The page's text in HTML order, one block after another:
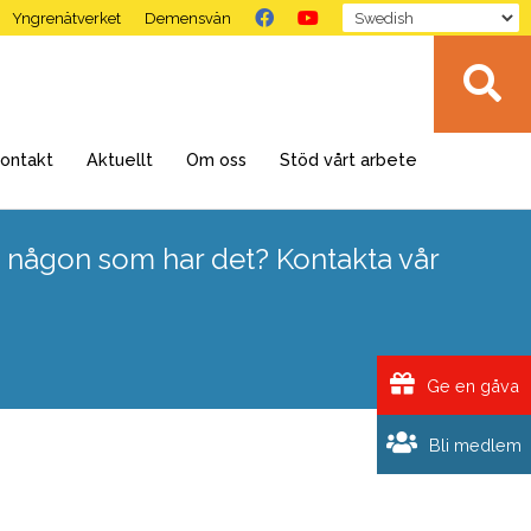
Yngrenätverket Demensvän
Aktuellt Om oss Stöd vårt arbete
som har det? Kontakta vår
Bli medlem
Ge en gåva